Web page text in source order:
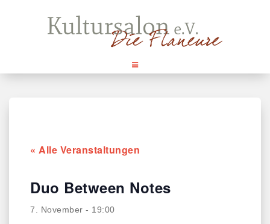
« Alle Veranstaltungen
Duo Between Notes
7. November - 19:00